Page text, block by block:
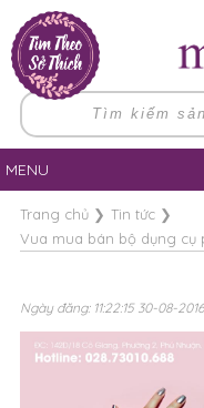
MENU
Trang chủ❯ Tin tức❯
Vua mua bán bộ dụng cụ
Ngày đăng: 11:22:15 30-08-